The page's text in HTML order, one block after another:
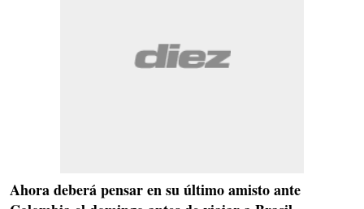
Ahora deberá pensar en su último amisto ante